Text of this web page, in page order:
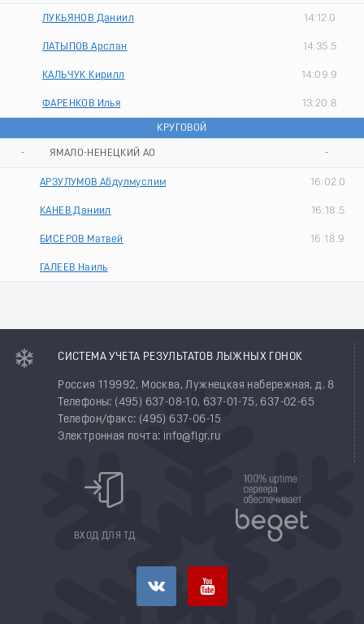
ЛУКЬЯНОВ Даниил 14:12.0
ЛАТЫПОВ Арслан 14:35.5
КАЛЬЧУК Кирилл 14:09.9
ФАРЕНКОВ Илья 13:20.8
КРУГОВОЙ
- ЯМАЛО-НЕНЕЦКИЙ АО -
АРЗУЛУМОВ Абдулмуслим 16:02.0
КАНЕВ Даниил 16:18.5
БИСЕРОВ Матвей 16:18.9
ГАЛЕЕВ Наиль
СИСТЕМА УЧЕТА РЕЗУЛЬТАТОВ ЛЫЖНЫХ ГОНОК
Россия 119992, Москва, Лужнецкая набережная, д. 8
Телефоны: (495) 637-08-10, 637-01-75, 637-02-65
Телефон/факс: (495) 637-06-15
Электронная почта: info@flgr.ru
ВХОД ДЛЯ ТД